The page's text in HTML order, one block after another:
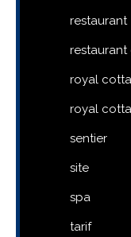
restaurant
royal
royal
sentier
site
spa
tarif